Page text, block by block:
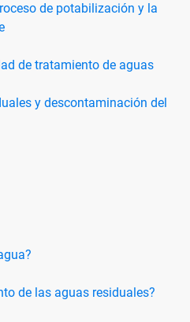
de potabilización y la
de tratamiento de aguas
y descontaminación del
de las aguas residuales?